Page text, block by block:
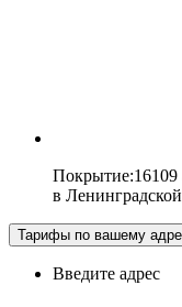
Покрытие:16109
в
Тарифы по вашему
Введите адрес